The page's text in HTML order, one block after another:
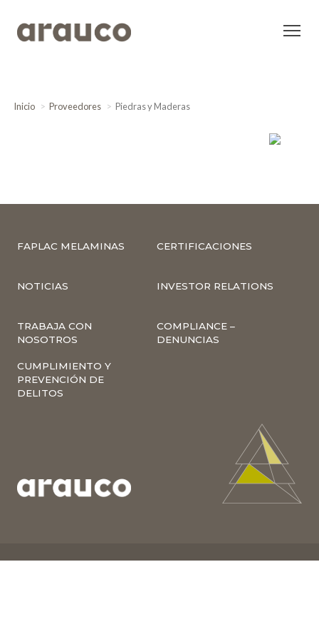
Inicio Proveedores Piedras y Maderas
FAPLAC MELAMINAS CERTIFICACIONES
NOTICIAS INVESTOR RELATIONS
TRABAJA CON
NOSOTROS
COMPLIANCE –
DENUNCIAS
CUMPLIMIENTO Y
PREVENCIÓN DE
DELITOS